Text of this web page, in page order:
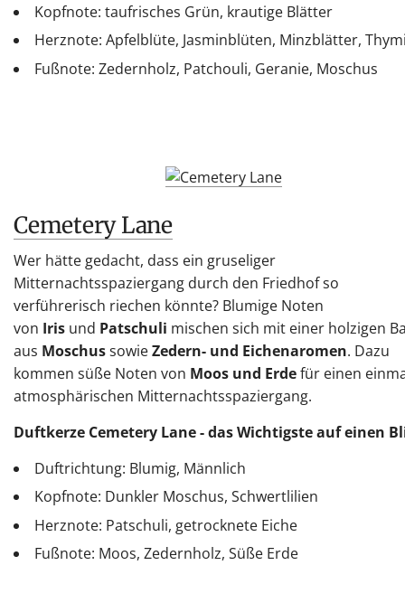
Kopfnote: taufrisches Grün, krautige Blätter
Herznote: Apfelblüte, Jasminblüten, Minzblätter,
Fußnote: Zedernholz, Patchouli, Geranie, Moschus
Cemetery Lane
Wer hätte gedacht, dass ein gruseliger
Mitternachtsspaziergang durch den Friedhof so
verführerisch riechen könnte? Blumige Noten
von Iris und Patschuli mischen sich mit einer holzigen
aus MoschussowieZedern- und Eichenaromen. Dazu
kommen süße Noten von Moos und Erdefür einen
atmosphärischen Mitternachtsspaziergang.
Duftkerze Cemetery Lane - das Wichtigste auf einen
Duftrichtung: Blumig, Männlich
Kopfnote: Dunkler Moschus, Schwertlilien
Herznote: Patschuli, getrocknete Eiche
Fußnote: Moos, Zedernholz, Süße Erde